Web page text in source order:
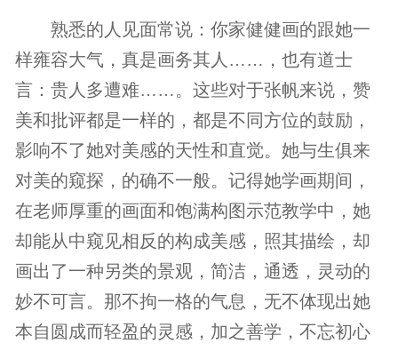
熟悉的人见面常说：你家健健画的跟她一
样雍容大气，真是画务其人……，也有道士
言：贵人多遭难……。这些对于张帆来说，赞
美和批评都是一样的，都是不同方位的鼓励，
影响不了她对美感的天性和直觉。她与生俱来
对美的窥探，的确不一般。记得她学画期间，
在老师厚重的画面和饱满构图示范教学中，她
却能从中窥见相反的构成美感，照其描绘，却
画出了一种另类的景观，简洁，通透，灵动的
妙不可言。那不拘一格的气息，无不体现出她
本自圆成而轻盈的灵感，加之善学，不忘初心